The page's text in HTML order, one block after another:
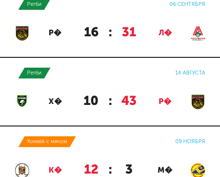
Регби 06 СЕНТЯБРЯ
Р� 16 : 31 Л�
Регби 14 АВГУСТА
Х� 10 : 43 Р�
Хоккей с мячом 09 НОЯБРЯ
К� 12 : 3 М�